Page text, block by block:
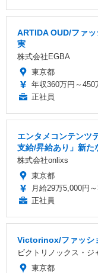
ARTIDA OUD/ファ
実
株式会社EGBA
東京都
年収360万円～450
正社員
エンタメコンテンツ
支給/昇給あり」新た
株式会社onlixs
東京都
月給29万5,000円
正社員
Victorinox/ファッシ
ビクトリノックス・ジ
東京都